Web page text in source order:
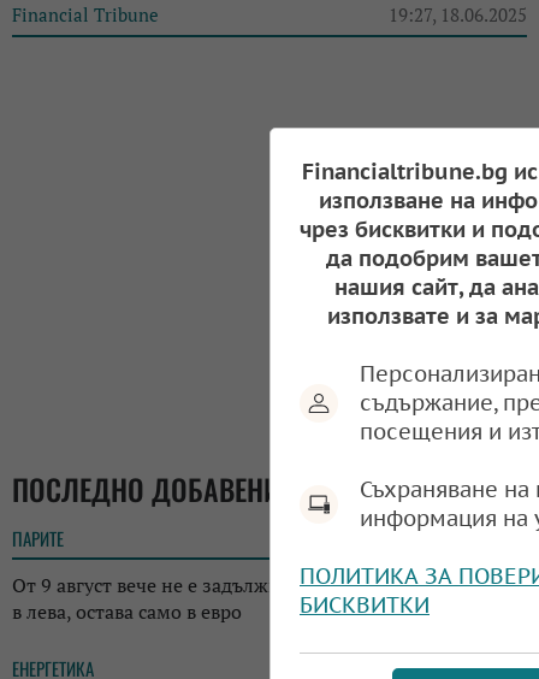
Financial Tribune 19:27, 18.06.2025
ПОСЛЕДНО ДОБАВЕНИ
ПАРИТЕ
От 9 август вече не е задължително да има етикет с цена
в лева, остава само в евро
ЕНЕРГЕТИКА 14:21
Financialtribune.bg
използване на
чрез бисквитки и
да подобрим
нашия сайт, да
използвате и за
съдържание,
посещения и
Съхраняване
информация на
ПОЛИТИКА ЗА
БИСКВИТКИ